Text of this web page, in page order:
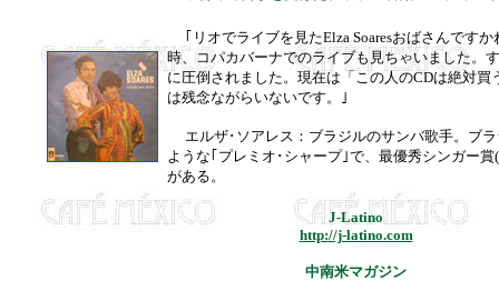
｢リオでライブを見たElza Soaresおばさんです
時、コパカバーナでのライブも見ちゃいました。
に圧倒されました。現在は「この人のCDは絶対買
は残念ながらいないです。｣
エルザ･ソアレス：ブラジルのサンバ歌手。ブ
ような｢プレミオ･シャープ｣で、最優秀シンガー
がある。
J-Latino
http://j-latino.com
中南米マガジン